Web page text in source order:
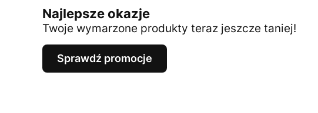
Najlepsze okazje
Twoje wymarzone produkty teraz jeszcze taniej!
Sprawdź promocje